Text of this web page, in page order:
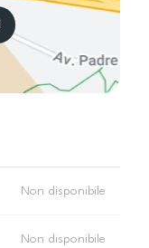
Non disponibile
Non disponibile